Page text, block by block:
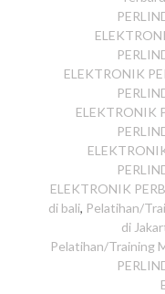
ELEKTRONIK
ELEKTRONIK
ELEKTRONIK
di bali, Pelatihan/
di
Pelatihan/Training